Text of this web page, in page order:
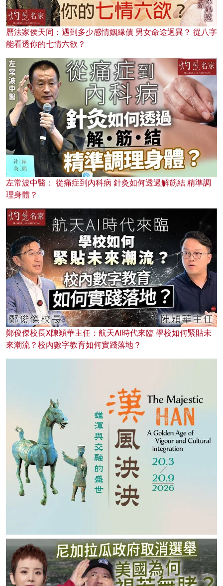
曆法家侯天同：遇到多少感情姻緣債 男女命途迥異？ 從八字
能看透你的七情六欲？
左常波中醫： 從痛症到內科病 針灸如何透過解筋結 精準調
理身體？
鄭俊傑校長X陳穎華主任：航天AI時代來臨 學校如何緊貼未
來潮流？校內數字教育如何實踐落地？